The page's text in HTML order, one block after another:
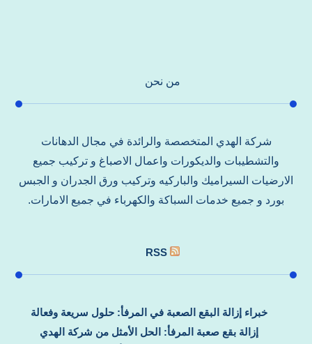
من نحن
شركة الهدي المتخصصة والرائدة في مجال الدهانات
والتشطيبات والديكورات واعمال الاصباغ و تركيب جميع
الارضيات السيراميك والباركيه وتركيب ورق الجدران و الجبس
بورد و جميع خدمات السباكة والكهرباء في جميع الامارات.
RSS
خبراء إزالة البقع الصعبة في المرفأ: حلول سريعة وفعالة
إزالة بقع صعبة المرفأ: الحل الأمثل من شركة الهدي